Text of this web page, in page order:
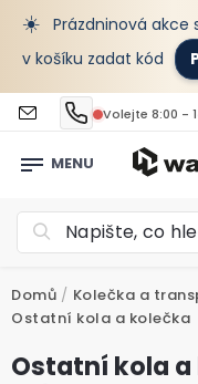
☀️ Prázdninová akce
v košíku zadat kód
Volejte 8:00 -
Domů / Kolečka a
Ostatní kola a kolečka
Ostatní kola